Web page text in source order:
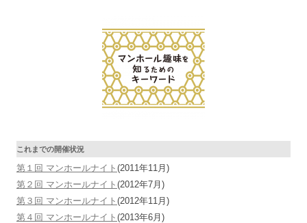
これまでの開催状況
第１回 マンホールナイト (2011年11月)
第２回 マンホールナイト (2012年7月)
第３回 マンホールナイト (2012年11月)
第４回 マンホールナイト (2013年6月)